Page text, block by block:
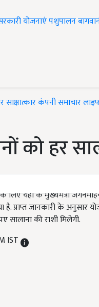
योजनाएंपशुपालन
साक्षात्कारकंपनी समाचार
को हर
यहां के मुख्यमंत्री
है. प्राप्त जानकारी के
की राशी मिलेगी.
IST